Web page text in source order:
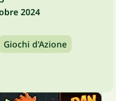
2024
Giochi d'Azione